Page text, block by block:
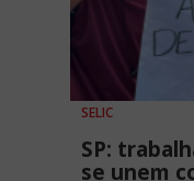
SELIC
SP:
se unem